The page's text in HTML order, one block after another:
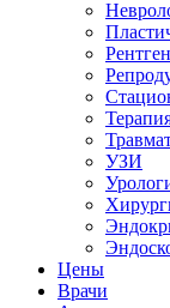
УЗИ
Цены
Врачи